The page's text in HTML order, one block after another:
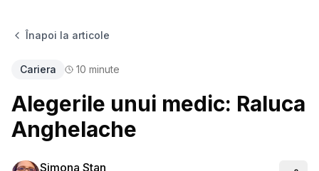
Înapoi la articole
Cariera 10 minute
Alegerile unui medic: Raluca
Anghelache
Simona Stan